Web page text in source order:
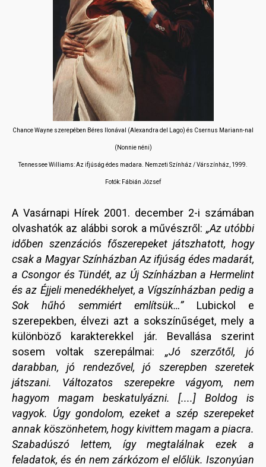
Chance Wayne szerepében Béres Ilonával (Alexandra del Lago) és Csernus Mariann-nal
(Nonnie néni)
Tennessee Williams: Az ifjúság édes madara. Nemzeti Színház / Várszínház, 1999.
Fotók: Fábián József
A Vasárnapi Hírek 2001. december 2-i számában
olvashatók az alábbi sorok a művészről: „Az utóbbi
időben szenzációs főszerepeket játszhatott, hogy
csak a Magyar Színházban Az ifjúság édes madarát,
a Csongor és Tündét, az Új Színházban a Hermelint
és az Éjjeli menedékhelyet, a Vígszínházban pedig a
Sok hűhó semmiért említsük…”Lubickol e
szerepekben, élvezi azt a sokszínűséget, mely a
különböző karakterekkel jár. Bevallása szerint
sosem voltak szerepálmai: „Jó szerzőtől, jó
darabban, jó rendezővel, jó szerepben szeretek
játszani. Változatos szerepekre vágyom, nem
hagyom magam beskatulyázni. [....] Boldog is
vagyok. Úgy gondolom, ezeket a szép szerepeket
annak köszönhetem, hogy kivittem magam a piacra.
Szabadúszó lettem, így megtalálnak ezek a
feladatok, és én nem zárkózom el előlük. Iszonyúan